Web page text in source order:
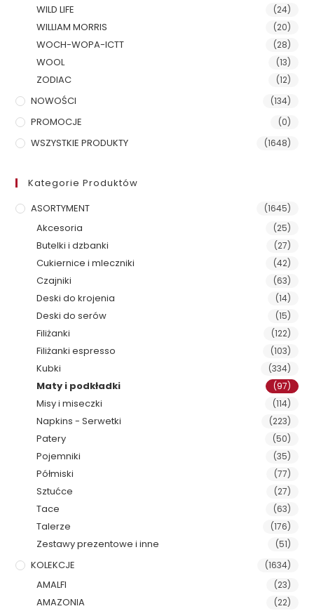
WILD LIFE (24)
WILLIAM MORRIS (20)
WOCH-WOPA-ICTT (28)
WOOL (13)
ZODIAC (12)
NOWOŚCI (134)
PROMOCJE (0)
WSZYSTKIE PRODUKTY (1648)
Kategorie Produktów
ASORTYMENT
(1645)
Akcesoria (25)
Butelki i dzbanki (27)
Cukiernice i mleczniki (42)
Czajniki (63)
Deski do krojenia (14)
Deski do serów (15)
Filiżanki (122)
Filiżanki espresso (103)
Kubki (334)
Maty i podkładki (97)
Misy i miseczki (114)
Napkins - Serwetki (223)
Patery (50)
Pojemniki (35)
Półmiski (77)
Sztućce (27)
Tace (63)
Talerze (176)
Zestawy prezentowe i inne (51)
KOLEKCJE (1634)
AMALFI (23)
AMAZONIA (22)